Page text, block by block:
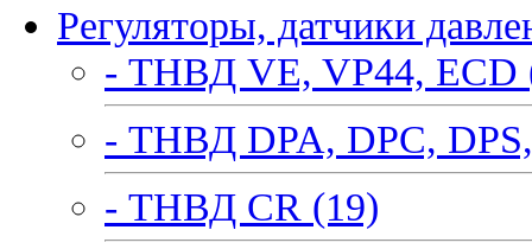
Регуляторы, датчики
- ТНВД VE, VP44, ECD
- ТНВД DPA, DPC,
- ТНВД CR (19)